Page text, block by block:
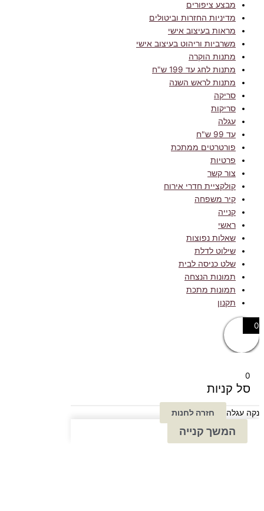
מבצע ציפורים
מדיניות החזרות וביטולים
מראות בעיצוב אישי
משרביות וריהוט בעיצוב אישי
מתנות הוקרה
מתנות לחג עד 199 ש"ח
מתנות לראש השנה
סריקה
סריקות
עגלה
עד 99 ש"ח
פורטרטים ממתכת
פרטיות
צור קשר
קולקציית חדרי אירוח
קיר משפחה
קנייה
ראשי
שאלות נפוצות
שילוט לדלת
שלט כניסה לבית
תמונות הנצחה
תמונות מתכת
תקנון
סל קניות
נקה עגלה חזרה לחנות
המשך קנייה